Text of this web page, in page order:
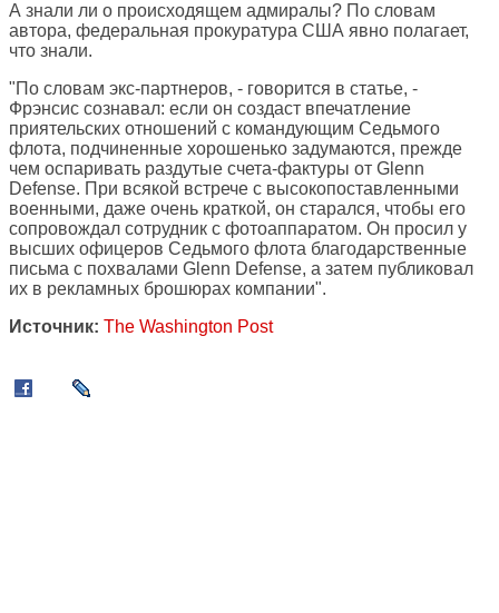
А знали ли о происходящем адмиралы? По словам
автора, федеральная прокуратура США явно полагает,
что знали.
"По словам экс-партнеров, - говорится в статье, -
Фрэнсис сознавал: если он создаст впечатление
приятельских отношений с командующим Седьмого
флота, подчиненные хорошенько задумаются, прежде
чем оспаривать раздутые счета-фактуры от Glenn
Defense. При всякой встрече с высокопоставленными
военными, даже очень краткой, он старался, чтобы его
сопровождал сотрудник с фотоаппаратом. Он просил у
высших офицеров Седьмого флота благодарственные
письма с похвалами Glenn Defense, а затем публиковал
их в рекламных брошюрах компании".
Источник: The Washington Post